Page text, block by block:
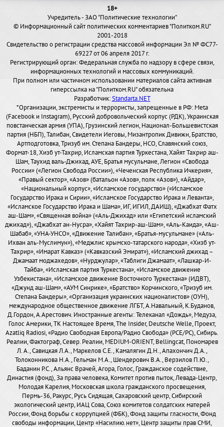
18+
Учредитель - ЗАО "Политические технологии"
© Информационный сайт политических комментариев "Политком.RU"
2001-2018
Свидетельство о регистрации средства массовой информации Эл № ФС77-
69227 от 06 апреля 2017 г.
Регистрирующий орган: Федеральная служба по надзору в сфере связи,
информационных технологий и массовых коммуникаций.
При полном или частичном использовании материалов сайта активная
гиперссылка на "Политком.RU" обязательна
Разработчик:Standarta.NET
*Организации, экстремисты и террористы, запрещенные в РФ: Meta
(Facebook и Instagram), Русский добровольческий корпус (РДК), Украинская
повстанческая армия (УПА), Грузинский легион, Национал-Большевистская
партия (НБП), Талибан, Свидетели Иеговы, Мизантропик Дивижн, Братство,
Артподготовка, Тризуб им. Степана Бандеры, НСО, Славянский союз,
Формат-18, Хизб ут-Тахрир, Исламская партия Туркестана, Хайят Тахрир аш-
Шам, Таухид валь-Джихад, АУЕ, Братья мусульмане, Легион «Свобода
России» («Легион Свобода России»), «Чеченская Республика Ичкерия»,
«Правый сектор», «Азов» (батальон «Азов», полк «Азов»), «Айдар»,
«Национальный корпус», «Исламское государство» («Исламское
Государство Ирака и Сирии», «Исламское Государство Ирака и Леванта»,
«Исламское Государство Ирака и Шама», ИГ, ИГИЛ, ДАИШ), «Джабхат Фатх
аш-Шам», «Священная война» («Аль-Джихад» или «Египетский исламский
джихад»), «Джабхат ан-Нусра», «Хайят Тахрир-аш-Шам», «Аль-Каида», «Аш-
Шабаб», «УНА-УНСО», «Движение Талибан», «Братья-мусульмане» («Аль-
Ихван аль-Муслимун»), «Меджлис крымско-татарского народа», «Хизб ут-
Тахрир», «Имарат Кавказ» («Кавказский Эмират»), «Исламский джихад –
Джамаат моджахедов», «Нурджулар», «Таблиги Джамаат», «Лашкар-И-
Тайба», «Исламская партия Туркестана», «Исламское движение
Узбекистана», «Исламское движение Восточного Туркестана» (ИДВТ),
«Джунд аш-Шам», «АУМ Синрике», «Братство» Корчинского, «Тризуб им.
Степана Бандеры», «Организация украинских националистов» (ОУН),
международное общественное движение ЛГБТ, А.Навальный, К.Буданов,
Д.Гордон, А.Арестович. Иностранные агенты: Телеканал «Дождь», Медуза,
Голос Америки, ТК Настоящее Время, The Insider, Deutsche Welle, Проект,
Azatliq Radiosi, «Радио Свободная Европа/Радио Свобода» (PCE/PC), Сибирь.
Реалии, Фактограф, Север. Реалии, MEDIUM-ORIENT, Bellingcat, Пономарев
Л. А., Савицкая Л.А., Маркелов С.Е., Камалягин Д.Н., Апахончич Д.А.,
Толоконникова Н.А., Гельман М.А., Шендерович В.А., Верзилов П.Ю.,
Баданин Р.С., Альянс Врачей, Агора, Голос, Гражданское содействие,
Династия (фонд), За права человека, Комитет против пыток, Левада-Центр,
Молодая Карелия, Московская школа гражданского просвещения,
Пермь-36, Ракурс, Русь Сидящая, Сахаровский центр, Сибирский
экологический центр, ИАЦ Сова, Союз комитетов солдатских матерей
России, Фонд борьбы с коррупцией (ФБК), Фонд защиты гласности, Фонд
свободы информации, Центр «Насилию.нет», Центр защиты прав СМИ,